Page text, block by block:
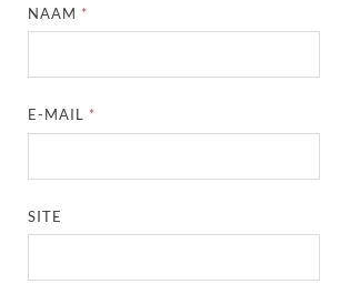
NAAM *
E-MAIL *
SITE